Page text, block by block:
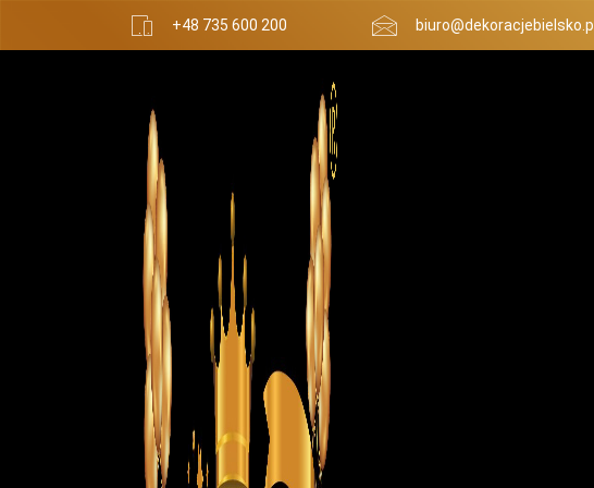
+48 735 600 200 biuro@dekoracjebielsko.pl